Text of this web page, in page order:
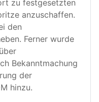
zu festgesetzten
anzuschaffen.
den
Ferner wurde
Bekanntmachung
der
hinzu.